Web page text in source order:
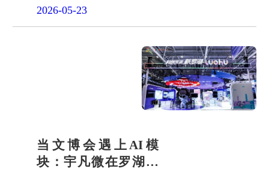
2026-05-23
当文博会遇上AI模
块：宇凡微在罗湖展